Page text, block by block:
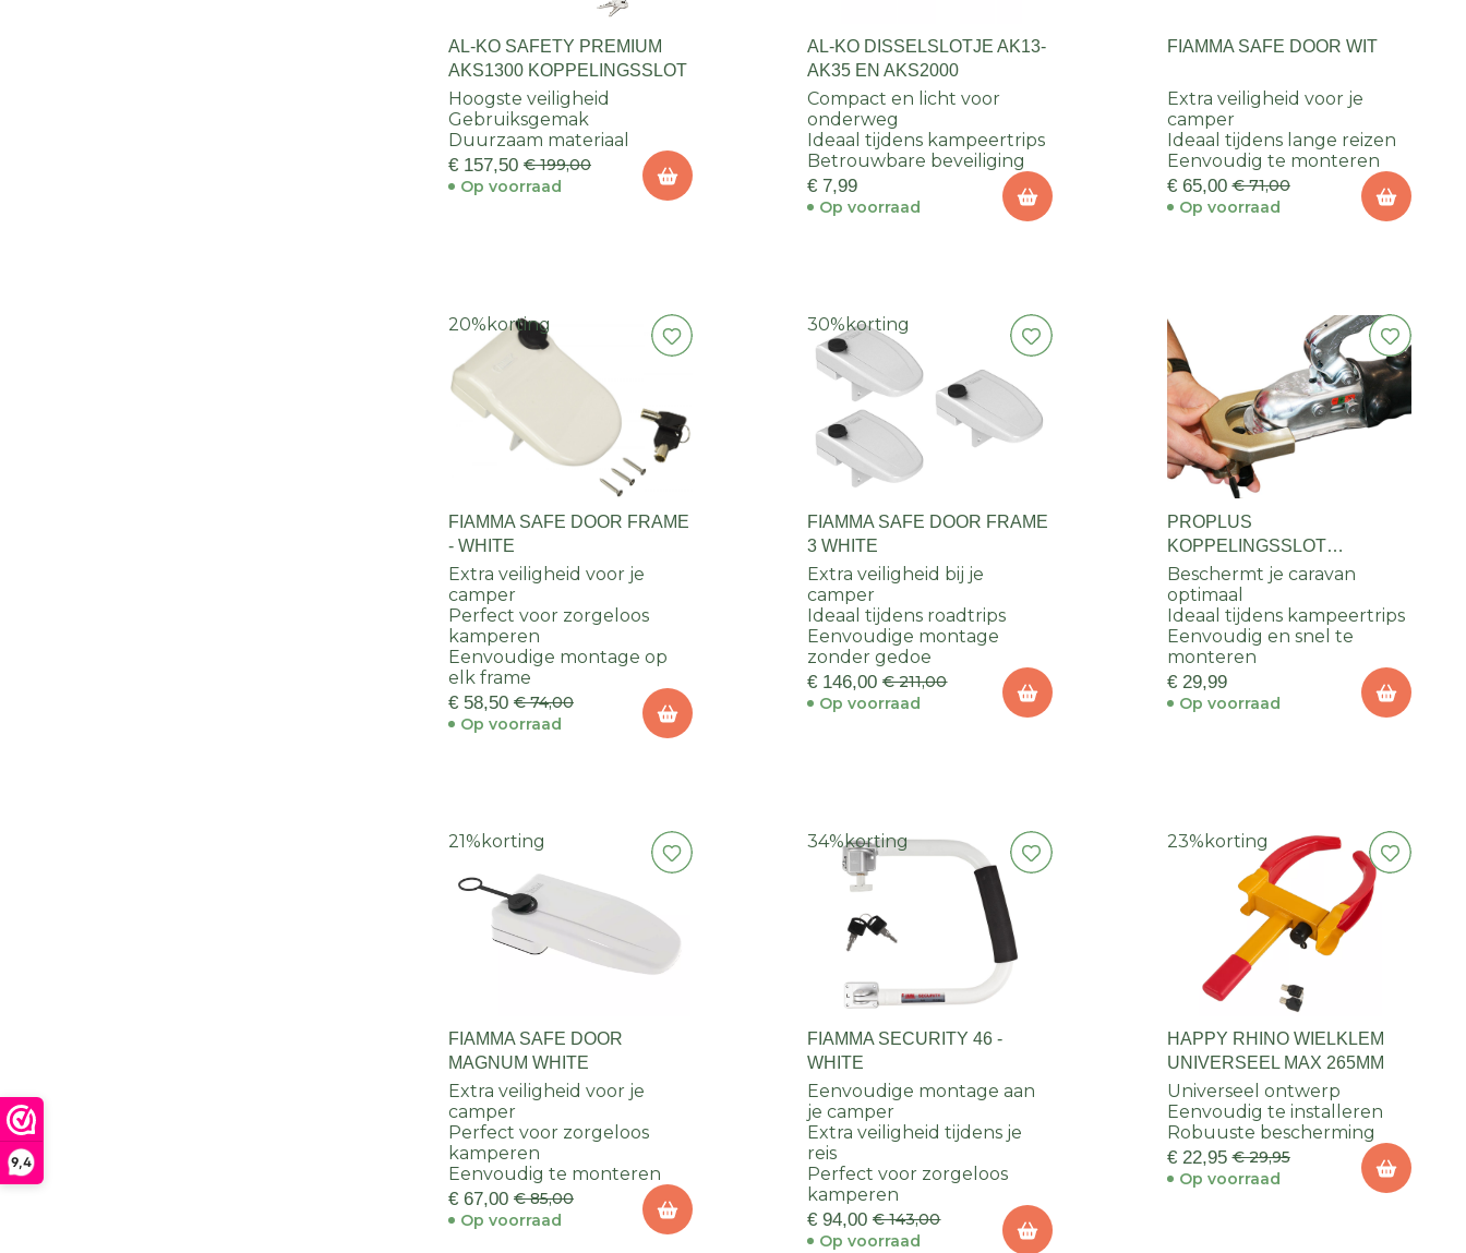
9,4
AL-KO SAFETY PREMIUM
AKS1300 KOPPELINGSSLOT
Hoogste veiligheid
Gebruiksgemak
Duurzaam materiaal
€ 157,50 € 199,00
Op voorraad
AL-KO DISSELSLOTJE AK13-
AK35 EN AKS2000
Compact en licht voor
onderweg
Ideaal tijdens kampeertrips
Betrouwbare beveiliging
€ 7,99
Op voorraad
FIAMMA SAFE DOOR WIT
Extra veiligheid voor je
camper
Ideaal tijdens lange reizen
Eenvoudig te monteren
€ 65,00 € 71,00
Op voorraad
20% korting
FIAMMA SAFE DOOR FRAME
- WHITE
Extra veiligheid voor je
camper
Perfect voor zorgeloos
kamperen
Eenvoudige montage op
elk frame
€ 58,50 € 74,00
Op voorraad
30% korting
FIAMMA SAFE DOOR FRAME
3 WHITE
Extra veiligheid bij je
camper
Ideaal tijdens roadtrips
Eenvoudige montage
zonder gedoe
€ 146,00 € 211,00
Op voorraad
PROPLUS
KOPPELINGSSLOT
UNIVERSEEL IN BLISTER
Beschermt je caravan
optimaal
Ideaal tijdens kampeertrips
Eenvoudig en snel te
monteren
€ 29,99
Op voorraad
21% korting
FIAMMA SAFE DOOR
MAGNUM WHITE
Extra veiligheid voor je
camper
Perfect voor zorgeloos
kamperen
Eenvoudig te monteren
€ 67,00 € 85,00
Op voorraad
34%korting
FIAMMA SECURITY 46 -
WHITE
Eenvoudige montage aan
je camper
Extra veiligheid tijdens je
reis
Perfect voor zorgeloos
kamperen
€ 94,00 € 143,00
Op voorraad
23% korting
HAPPY RHINO WIELKLEM
UNIVERSEEL MAX 265MM
Universeel ontwerp
Eenvoudig te installeren
Robuuste bescherming
€ 22,95 € 29,95
Op voorraad